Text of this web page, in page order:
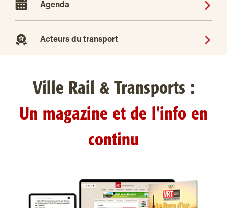
Agenda
Acteurs du transport
Ville Rail & Transports :
Un magazine et de l'info en
continu